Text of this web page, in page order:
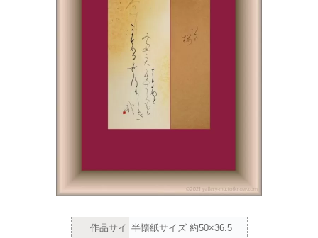
作品サイ 半懐紙サイズ 約50×36.5